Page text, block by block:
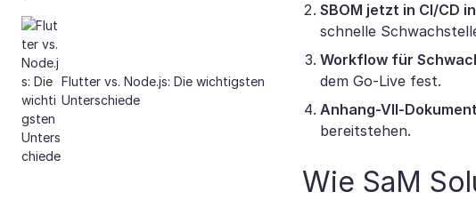
Flutter vs. Node.js: Die wichtigsten
Unterschiede
SBOM jetzt in CI/CD
schnelle
Workflow für
dem Go-Live fest.
Anhang-VII-
bereitstehen.
Wie SaM